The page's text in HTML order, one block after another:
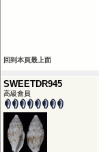
回到本頁最上面
SWEETDR945
高級會員